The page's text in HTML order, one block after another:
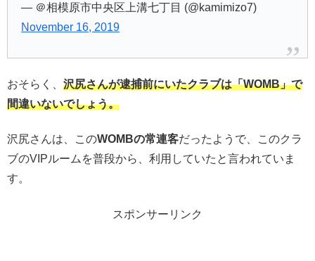
— ＠相模原市中央区上溝七丁目 (@kamimizo7)
November 16, 2019
おそらく、 沢尻さんが逮捕前にいたクラブは「WOMB」で
間違いないでしょう。
沢尻さんは、このWOMBの常連客だったようで、このクラ
ブのVIPルームを普段から、利用していたと言われていま
す。
スポンサーリンク